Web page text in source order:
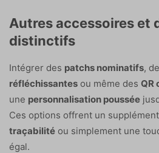
Autres accessoires et
distinctifs
Intégrer des patchs nominatifs,
réfléchissantes ou même des QR
une personnalisation poussée
Ces options offrent un
traçabilité ou simplement une
égal.